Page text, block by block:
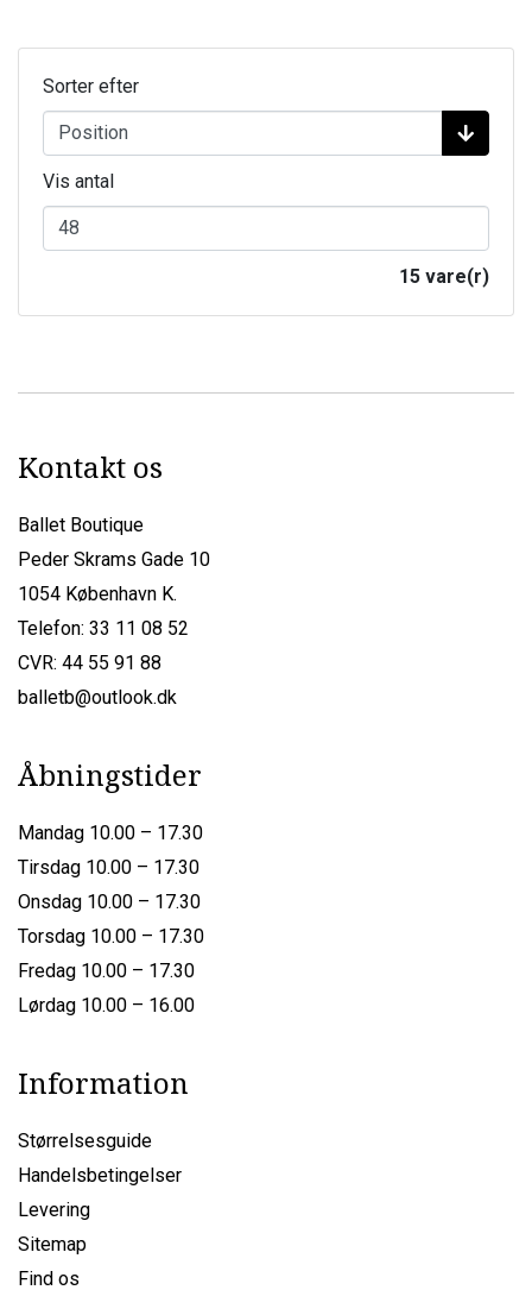
Sorter efter
Vis antal
15 vare(r)
Kontakt os
Ballet Boutique
Peder Skrams Gade 10
1054 København K.
Telefon: 33 11 08 52
CVR: 44 55 91 88
balletb@outlook.dk
Åbningstider
Mandag 10.00 – 17.30
Tirsdag 10.00 – 17.30
Onsdag 10.00 – 17.30
Torsdag 10.00 – 17.30
Fredag 10.00 – 17.30
Lørdag 10.00 – 16.00
Information
Størrelsesguide
Handelsbetingelser
Levering
Sitemap
Find os